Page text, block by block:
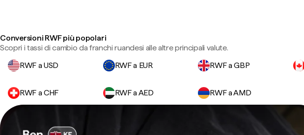
Conversioni RWF più popolari
Scopri i tassi di cambio da franchi ruandesi alle altre principali valute.
RWF a USD
RWF a EUR RWF a GBP
RWF a CHF RWF a AED RWF a AMD